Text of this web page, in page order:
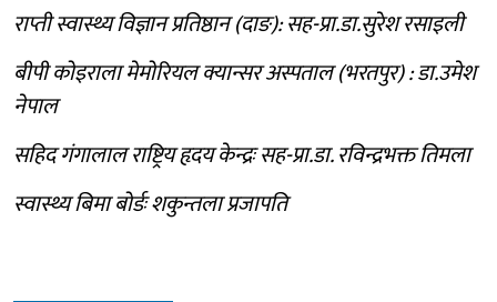
राप्ती स्वास्थ्य विज्ञान प्रतिष्ठान (दाङ): सह-प्रा‍.डा‍.सुरेश रसाइली
बीपी कोइराला मेमोरियल क्यान्सर अस्पताल (भरतपुर) : डा.उमेश
नेपाल
सहिद गंगालाल राष्ट्रिय हृदय केन्द्रः सह-प्रा‍.डा‍. रविन्द्रभक्त तिमला
स्वास्थ्य बिमा बोर्डः शकुन्तला प्रजापति